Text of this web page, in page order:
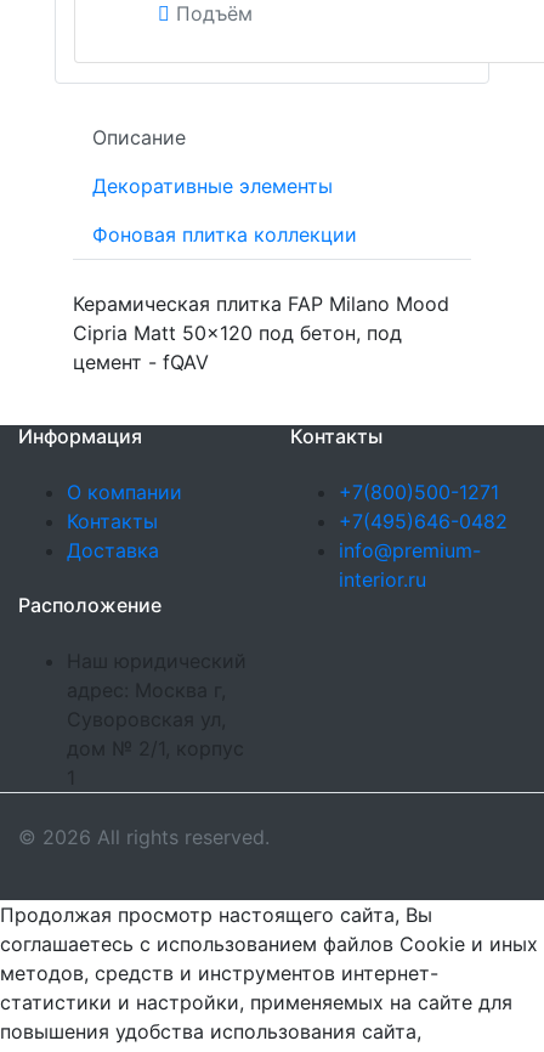
Подъём
Описание
Декоративные элементы
Фоновая плитка коллекции
Керамическая плитка FAP Milano Mood
Cipria Matt 50x120 под бетон, под
цемент - fQAV
Информация
О компании
Контакты
Доставка
Контакты
+7(800)500-1271
+7(495)646-0482
info@premium-
interior.ru
Расположение
Наш юридический
адрес: Москва г,
Суворовская ул,
дом № 2/1, корпус
© 2026 All rights reserved.
Продолжая просмотр настоящего сайта, Вы
соглашаетесь с использованием файлов Cookie и иных
методов, средств и инструментов интернет-
статистики и настройки, применяемых на сайте для
повышения удобства использования сайта,